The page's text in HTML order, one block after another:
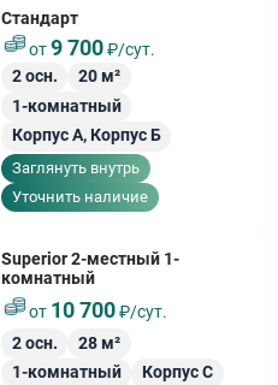
Стандарт
от9 700₽/сут.
2осн. 20м²
1-комнатный
Корпус А, Корпус Б
Заглянуть внутрь
Уточнить наличие
Superior 2-местный 1-
комнатный
от 10 700₽/сут.
2осн. 28м²
1-комнатный
Корпус С